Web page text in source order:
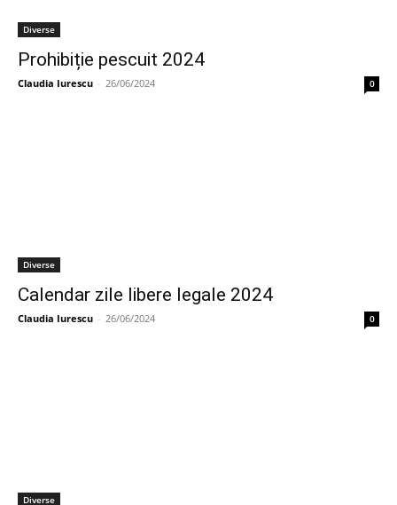
Diverse
Prohibiție pescuit 2024
Claudia Iurescu - 26/06/2024 0
Diverse
Calendar zile libere legale 2024
Claudia Iurescu - 26/06/2024 0
Diverse